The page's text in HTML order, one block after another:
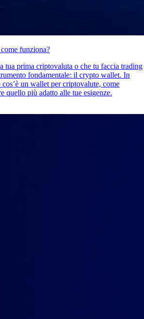
funziona?
tua prima criptovaluta o che tu faccia trading
fondamentale: il crypto wallet. In
un wallet per criptovalute, come
quello più adatto alle tue esigenze.